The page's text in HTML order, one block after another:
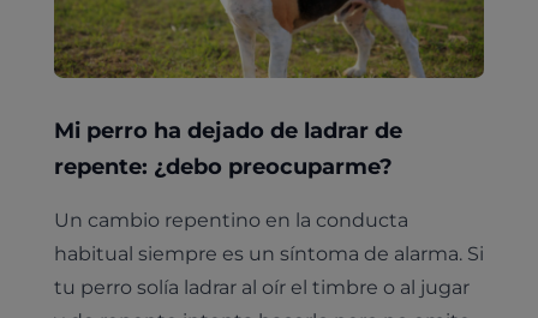
Mi perro ha dejado de ladrar de
repente: ¿debo preocuparme?
Un cambio repentino en la conducta
habitual siempre es un síntoma de alarma. Si
tu perro solía ladrar al oír el timbre o al jugar